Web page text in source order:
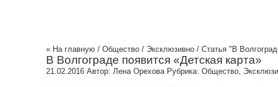
« На главную / Общество / Эксклюзивно / Статья "В
В Волгограде появится «Детская карта»
21.02.2016 Автор: Лена Орехова Рубрика: Общество,